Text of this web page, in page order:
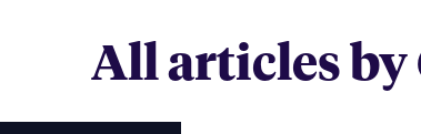
All articles by